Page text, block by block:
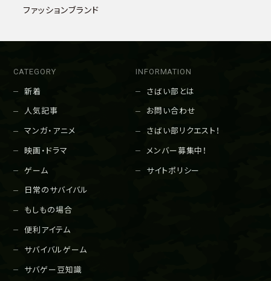
ファッションブランド
CATEGORY
新着
人気記事
マンガ・アニメ
映画・ドラマ
ゲーム
日常のサバイバル
もしもの場合
便利アイテム
サバイバルゲーム
サバゲー豆知識
INFORMATION
さばい部とは
お問い合わせ
さばい部リクエスト！
メンバー募集中！
サイトポリシー